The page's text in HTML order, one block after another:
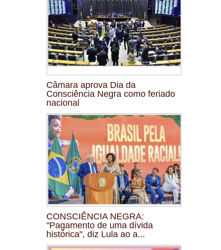
Câmara aprova Dia da
Consciência Negra como feriado
nacional
CONSCIÊNCIA NEGRA:
"Pagamento de uma dívida
histórica", diz Lula ao a...